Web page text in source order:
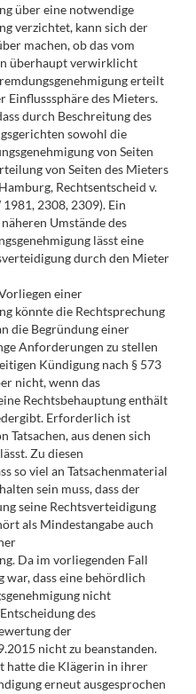
über eine notwendige
verzichtet, kann sich der
machen, ob das vom
überhaupt verwirklicht
erteilt
Einflusssphäre des Mieters.
durch Beschreitung des
sowohl die
von Seiten
von Seiten des Mieters
Rechtsentscheid v.
2308, 2309). Ein
Umstände des
lässt eine
durch den Mieter
einer
könnte die Rechtsprechung
die Begründung einer
Anforderungen zu stellen
Kündigung nach § 573
nicht, wenn das
Rechtsbehauptung enthält
Erforderlich ist
Tatsachen, aus denen sich
Zu diesen
so viel an Tatsachenmaterial
sein muss, dass der
seine Rechtsverteidigung
als Mindestangabe auch
Da im vorliegenden Fall
dass eine behördlich
nicht
des
der
nicht zu beanstanden.
hatte die Klägerin in ihrer
erneut ausgesprochen